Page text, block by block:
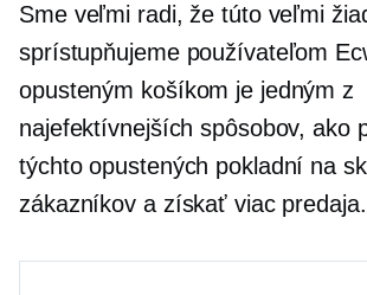
Sme veľmi radi, že túto veľmi
sprístupňujeme používateľom
opusteným košíkom je jedným z
najefektívnejších spôsobov, ako
týchto opustených pokladní na
zákazníkov a získať viac predaja.